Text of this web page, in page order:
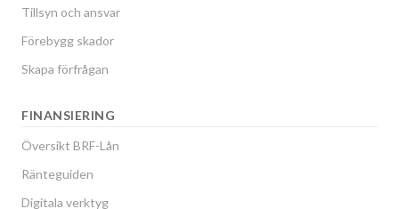
Tillsyn och ansvar
Förebygg skador
Skapa förfrågan
FINANSIERING
Översikt BRF-Lån
Ränteguiden
Digitala verktyg